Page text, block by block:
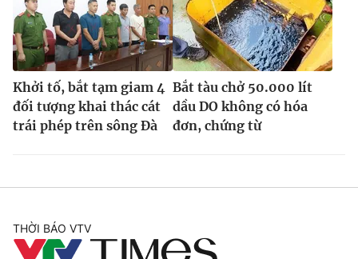
Khởi tố, bắt tạm giam 4
đối tượng khai thác cát
trái phép trên sông Đà
Bắt tàu chở 50.000 lít
dầu DO không có hóa
đơn, chứng từ
THỜI BÁO VTV